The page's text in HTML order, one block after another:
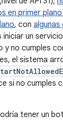
en primer
, con algunas
iniciar un
y no cumples
el sistema
si no cumples
tener un